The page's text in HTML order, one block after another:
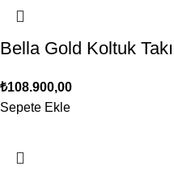
Bella Gold Koltuk
₺108.900,00
Sepete Ekle